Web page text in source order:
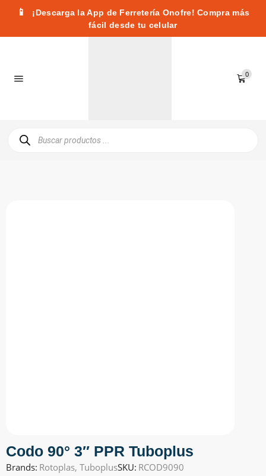
📱
¡Descarga la App de Ferretería Onofre! Compra más
fácil desde tu celular
0
Codo 90° 3″ PPR Tuboplus
Brands: Rotoplas, TuboplusSKU: RCOD9090